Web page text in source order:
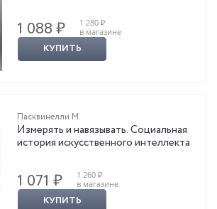
1 088 ₽
1 280 ₽
в магазине
КУПИТЬ
Пасквинелли М.
Измерять и навязывать. Социальная
история искусственного интеллекта
1 071 ₽
1 260 ₽
в магазине
КУПИТЬ